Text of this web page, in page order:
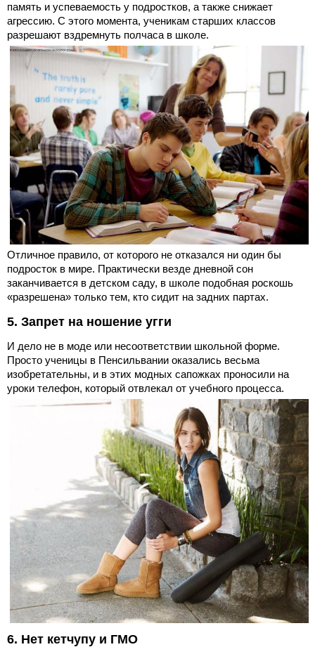
память и успеваемость у подростков, а также снижает
агрессию. С этого момента, ученикам старших классов
разрешают вздремнуть полчаса в школе.
Отличное правило, от которого не отказался ни один бы
подросток в мире. Практически везде дневной сон
заканчивается в детском саду, в школе подобная роскошь
«разрешена» только тем, кто сидит на задних партах.
5. Запрет на ношение угги
И дело не в моде или несоответствии школьной форме.
Просто ученицы в Пенсильвании оказались весьма
изобретательны, и в этих модных сапожках проносили на
уроки телефон, который отвлекал от учебного процесса.
6. Нет кетчупу и ГМО